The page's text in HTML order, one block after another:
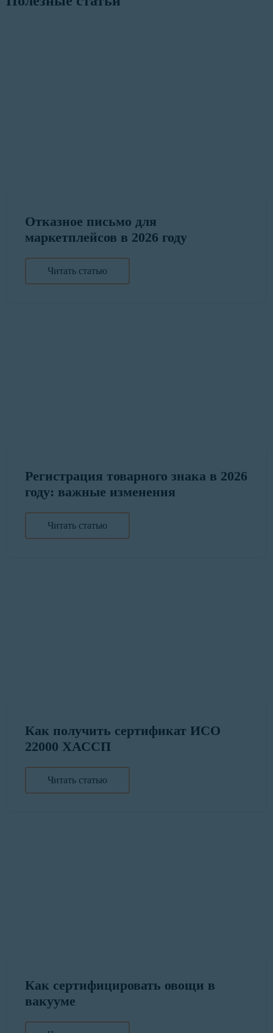
Отказное письмо для
маркетплейсов в 2026 году
Читать статью
Регистрация товарного знака в 2026
году: важные изменения
Читать статью
Как получить сертификат ИСО
22000 ХАССП
Читать статью
Как сертифицировать овощи в
вакууме